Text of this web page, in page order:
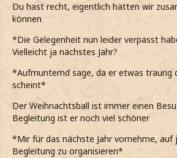
Du hast recht, eigentlich hätten wir
können
*Die Gelegenheit nun leider verpasst
Vielleicht ja nächstes Jahr?
*Aufmunternd sage, da er etwas traurig
scheint*
Der Weihnachtsball ist immer einen
Begleitung ist er noch viel schöner
*Mir für das nächste Jahr vornehme, auf
Begleitung zu organisieren*